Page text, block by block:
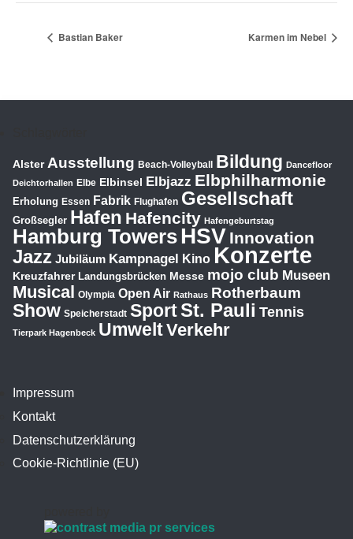
Bastian Baker Karmen im Nebel
Impressum
Kontakt
Datenschutzerklärung
Cookie-Richtlinie (EU)
Alster Ausstellung Beach-Volleyball Bildung Dancefloor
Deichtorhallen Elbe Elbinsel Elbjazz Elbphilharmonie
Erholung Essen Fabrik Flughafen Gesellschaft
Großsegler Hafen Hafencity Hafengeburtstag
Hamburg TowersHSV Innovation
Jazz Jubiläum Kampnagel Kino Konzerte
Kreuzfahrer Landungsbrücken Messe mojo club Museen
Musical Olympia Open Air Rathaus Rotherbaum
Show Speicherstadt SportSt. Pauli Tennis
Tierpark Hagenbeck UmweltVerkehr